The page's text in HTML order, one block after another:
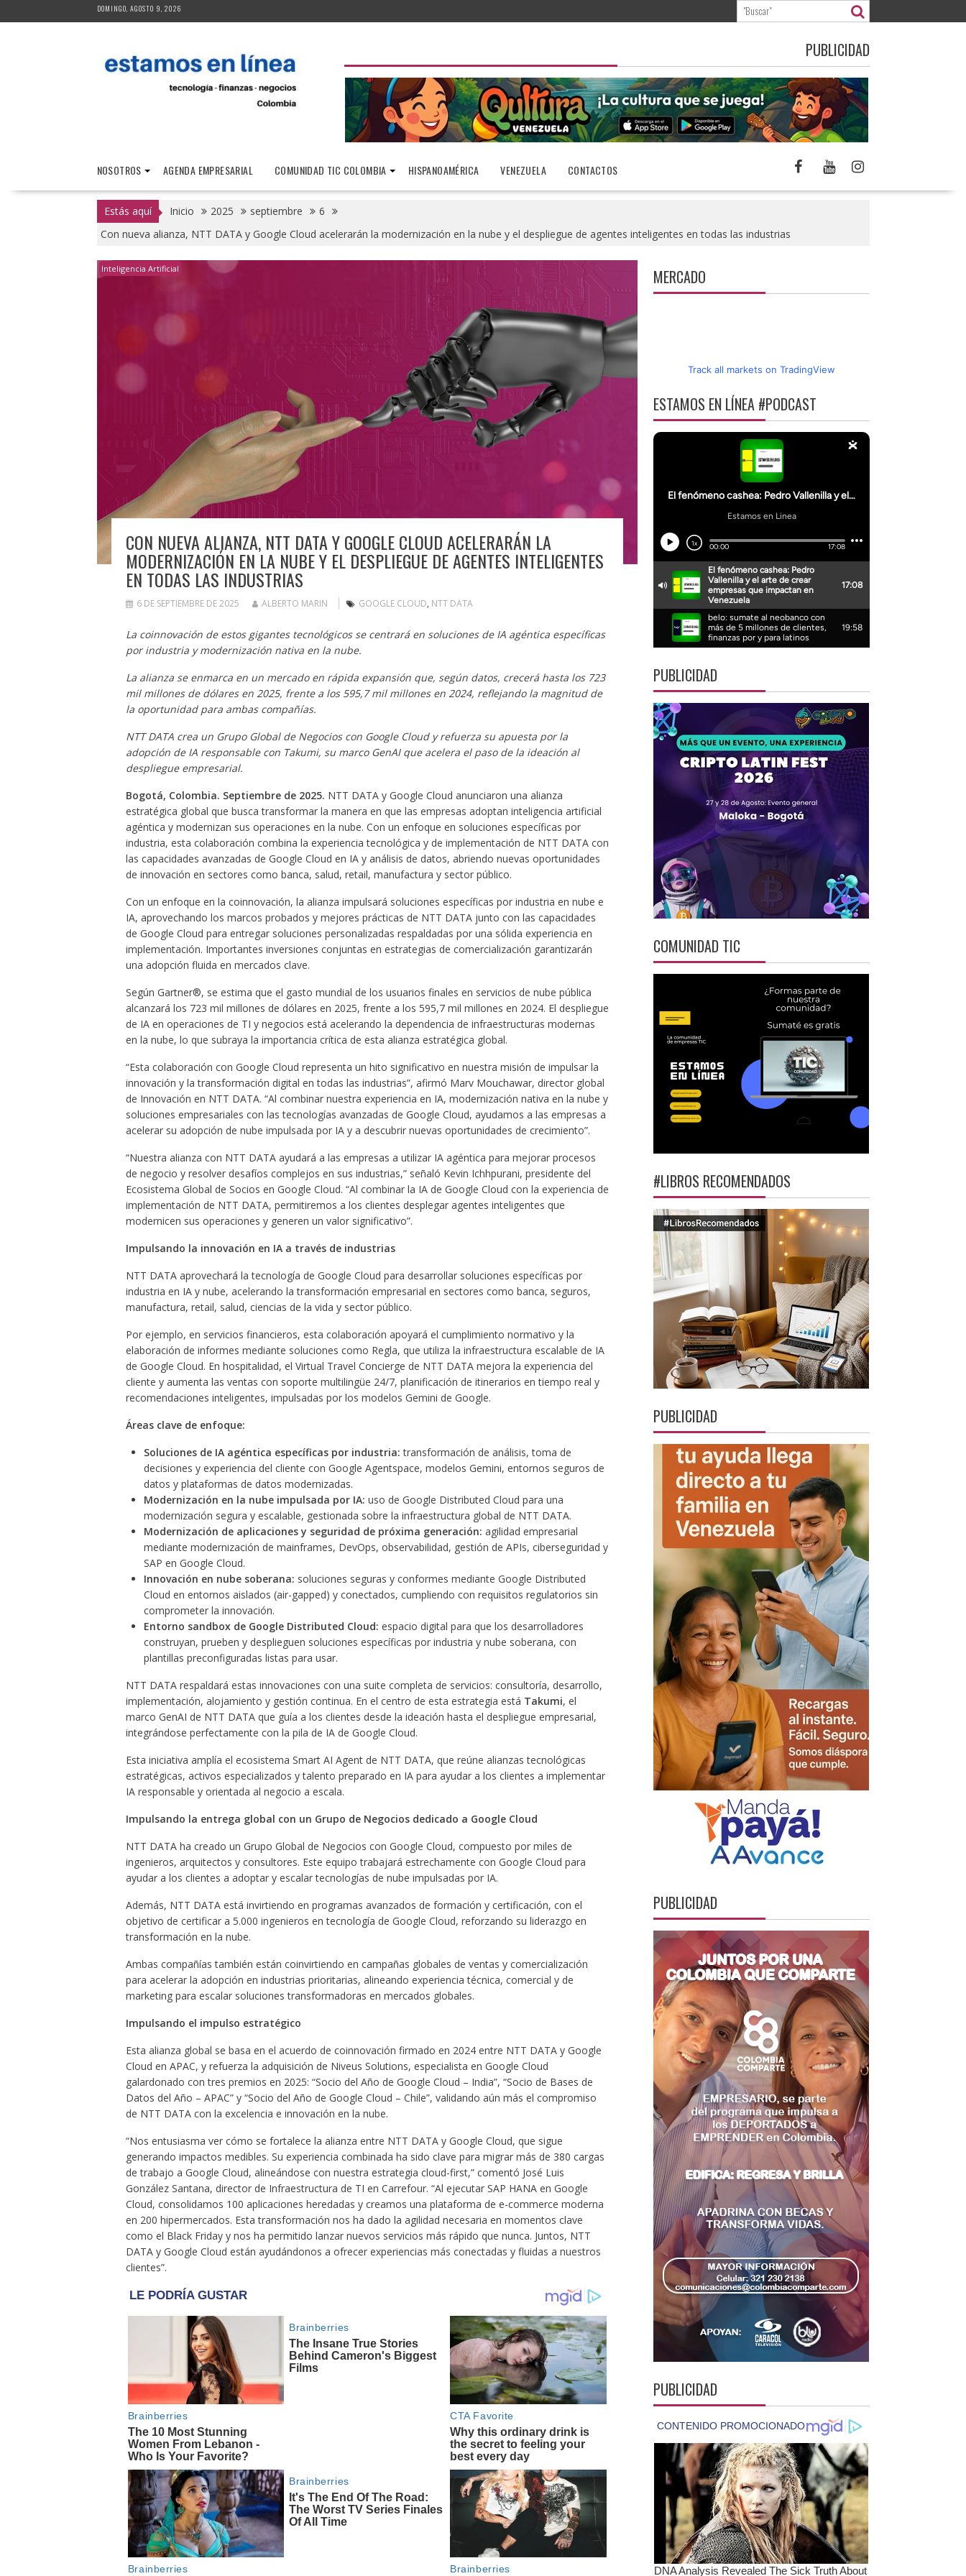
al
DOMINGO, AGOSTO 9, 2026
PUBLICIDAD
NOSOTROS AGENDA EMPRESARIAL COMUNIDAD TIC COLOMBIA HISPANOAMÉRICA VENEZUELA CONTACTOS
Estás aquí Inicio 2025 septiembre
6
Con nueva alianza, NTT DATA y Google Cloud acelerarán la modernización en la nube y el despliegue de agentes inteligentes en todas las industrias
Inteligencia Artificial
CON NUEVA ALIANZA, NTT DATA Y GOOGLE CLOUD ACELERARÁN LA
MODERNIZACIÓN EN LA NUBE Y EL DESPLIEGUE DE AGENTES INTELIGENTES
EN TODAS LAS INDUSTRIAS
6 DE SEPTIEMBRE DE 2025 ALBERTO MARIN GOOGLE CLOUD, NTT DATA
La coinnovación de estos gigantes tecnológicos se centrará en soluciones de IA agéntica específicas
por industria y modernización nativa en la nube.
La alianza se enmarca en un mercado en rápida expansión que, según datos, crecerá hasta los 723
mil millones de dólares en 2025, frente a los 595,7 mil millones en 2024, reflejando la magnitud de
la oportunidad para ambas compañías.
NTT DATA crea un Grupo Global de Negocios con Google Cloud y refuerza su apuesta por la
adopción de IA responsable con Takumi, su marco GenAI que acelera el paso de la ideación al
despliegue empresarial.
Bogotá, Colombia. Septiembre de 2025. NTT DATA y Google Cloud anunciaron una alianza
estratégica global que busca transformar la manera en que las empresas adoptan inteligencia artificial
agéntica y modernizan sus operaciones en la nube. Con un enfoque en soluciones específicas por
industria, esta colaboración combina la experiencia tecnológica y de implementación de NTT DATA con
las capacidades avanzadas de Google Cloud en IA y análisis de datos, abriendo nuevas oportunidades
de innovación en sectores como banca, salud, retail, manufactura y sector público.
Con un enfoque en la coinnovación, la alianza impulsará soluciones específicas por industria en nube e
IA, aprovechando los marcos probados y mejores prácticas de NTT DATA junto con las capacidades
de Google Cloud para entregar soluciones personalizadas respaldadas por una sólida experiencia en
implementación. Importantes inversiones conjuntas en estrategias de comercialización garantizarán
una adopción fluida en mercados clave.
Según Gartner®, se estima que el gasto mundial de los usuarios finales en servicios de nube pública
alcanzará los 723 mil millones de dólares en 2025, frente a los 595,7 mil millones en 2024. El despliegue
de IA en operaciones de TI y negocios está acelerando la dependencia de infraestructuras modernas
en la nube, lo que subraya la importancia crítica de esta alianza estratégica global.
“Esta colaboración con Google Cloud representa un hito significativo en nuestra misión de impulsar la
innovación y la transformación digital en todas las industrias”, afirmó Marv Mouchawar, director global
de Innovación en NTT DATA. “Al combinar nuestra experiencia en IA, modernización nativa en la nube y
soluciones empresariales con las tecnologías avanzadas de Google Cloud, ayudamos a las empresas a
acelerar su adopción de nube impulsada por IA y a descubrir nuevas oportunidades de crecimiento”.
“Nuestra alianza con NTT DATA ayudará a las empresas a utilizar IA agéntica para mejorar procesos
de negocio y resolver desafíos complejos en sus industrias,” señaló Kevin Ichhpurani, presidente del
Ecosistema Global de Socios en Google Cloud. “Al combinar la IA de Google Cloud con la experiencia de
implementación de NTT DATA, permitiremos a los clientes desplegar agentes inteligentes que
modernicen sus operaciones y generen un valor significativo”.
Impulsando la innovación en IA a través de industrias
NTT DATA aprovechará la tecnología de Google Cloud para desarrollar soluciones específicas por
industria en IA y nube, acelerando la transformación empresarial en sectores como banca, seguros,
manufactura, retail, salud, ciencias de la vida y sector público.
Por ejemplo, en servicios financieros, esta colaboración apoyará el cumplimiento normativo y la
elaboración de informes mediante soluciones como Regla, que utiliza la infraestructura escalable de IA
de Google Cloud. En hospitalidad, el Virtual Travel Concierge de NTT DATA mejora la experiencia del
cliente y aumenta las ventas con soporte multilingüe 24/7, planificación de itinerarios en tiempo real y
recomendaciones inteligentes, impulsadas por los modelos Gemini de Google.
Áreas clave de enfoque:
Soluciones de IA agéntica específicas por industria: transformación de análisis, toma de
decisiones y experiencia del cliente con Google Agentspace, modelos Gemini, entornos seguros de
datos y plataformas de datos modernizadas.
Modernización en la nube impulsada por IA: uso de Google Distributed Cloud para una
modernización segura y escalable, gestionada sobre la infraestructura global de NTT DATA.
Modernización de aplicaciones y seguridad de próxima generación: agilidad empresarial
mediante modernización de mainframes, DevOps, observabilidad, gestión de APIs, ciberseguridad y
SAP en Google Cloud.
Innovación en nube soberana: soluciones seguras y conformes mediante Google Distributed
Cloud en entornos aislados (air-gapped) y conectados, cumpliendo con requisitos regulatorios sin
comprometer la innovación.
Entorno sandbox de Google Distributed Cloud: espacio digital para que los desarrolladores
construyan, prueben y desplieguen soluciones específicas por industria y nube soberana, con
plantillas preconfiguradas listas para usar.
NTT DATA respaldará estas innovaciones con una suite completa de servicios: consultoría, desarrollo,
implementación, alojamiento y gestión continua. En el centro de esta estrategia está Takumi, el
marco GenAI de NTT DATA que guía a los clientes desde la ideación hasta el despliegue empresarial,
integrándose perfectamente con la pila de IA de Google Cloud.
Esta iniciativa amplía el ecosistema Smart AI Agent de NTT DATA, que reúne alianzas tecnológicas
estratégicas, activos especializados y talento preparado en IA para ayudar a los clientes a implementar
IA responsable y orientada al negocio a escala.
Impulsando la entrega global con un Grupo de Negocios dedicado a Google Cloud
NTT DATA ha creado un Grupo Global de Negocios con Google Cloud, compuesto por miles de
ingenieros, arquitectos y consultores. Este equipo trabajará estrechamente con Google Cloud para
ayudar a los clientes a adoptar y escalar tecnologías de nube impulsadas por IA.
Además, NTT DATA está invirtiendo en programas avanzados de formación y certificación, con el
objetivo de certificar a 5.000 ingenieros en tecnología de Google Cloud, reforzando su liderazgo en
transformación en la nube.
Ambas compañías también están coinvirtiendo en campañas globales de ventas y comercialización
para acelerar la adopción en industrias prioritarias, alineando experiencia técnica, comercial y de
marketing para escalar soluciones transformadoras en mercados globales.
Impulsando el impulso estratégico
Esta alianza global se basa en el acuerdo de coinnovación firmado en 2024 entre NTT DATA y Google
Cloud en APAC, y refuerza la adquisición de Niveus Solutions, especialista en Google Cloud
galardonado con tres premios en 2025: “Socio del Año de Google Cloud – India”, “Socio de Bases de
Datos del Año – APAC” y “Socio del Año de Google Cloud – Chile”, validando aún más el compromiso
de NTT DATA con la excelencia e innovación en la nube.
“Nos entusiasma ver cómo se fortalece la alianza entre NTT DATA y Google Cloud, que sigue
generando impactos medibles. Su experiencia combinada ha sido clave para migrar más de 380 cargas
de trabajo a Google Cloud, alineándose con nuestra estrategia cloud-first,” comentó José Luis
González Santana, director de Infraestructura de TI en Carrefour. “Al ejecutar SAP HANA en Google
Cloud, consolidamos 100 aplicaciones heredadas y creamos una plataforma de e-commerce moderna
en 200 hipermercados. Esta transformación nos ha dado la agilidad necesaria en momentos clave
como el Black Friday y nos ha permitido lanzar nuevos servicios más rápido que nunca. Juntos, NTT
DATA y Google Cloud están ayudándonos a ofrecer experiencias más conectadas y fluidas a nuestros
clientes”.
MERCADO
Track all markets on TradingView
ESTAMOS EN LÍNEA #PODCAST
PUBLICIDAD
COMUNIDAD TIC
#LIBROS RECOMENDADOS
PUBLICIDAD
PUBLICIDAD
PUBLICIDAD